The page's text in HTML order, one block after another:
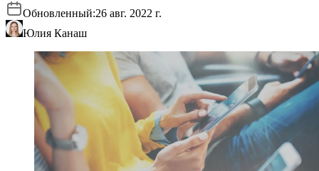
Обновленный:26 авг. 2022 г.
Юлия Канаш